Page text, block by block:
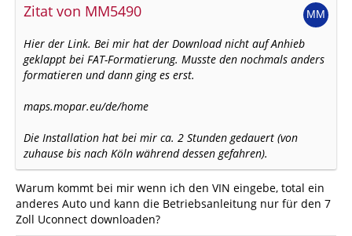
Zitat von MM5490
Hier der Link. Bei mir hat der Download nicht auf Anhieb
geklappt bei FAT-Formatierung. Musste den nochmals anders
formatieren und dann ging es erst.
maps.mopar.eu/de/home
Die Installation hat bei mir ca. 2 Stunden gedauert (von
zuhause bis nach Köln während dessen gefahren).
Warum kommt bei mir wenn ich den VIN eingebe, total ein
anderes Auto und kann die Betriebsanleitung nur für den 7
Zoll Uconnect downloaden?